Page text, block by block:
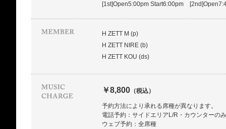
[1st]Open5:00pm Start6:00pm
H ZETT M (p)
H ZETT NIRE (b)
H ZETT KOU (ds)
￥8,800 （税込）
予約方法により承れる席種が異なります。
電話予約：サイドエリアL/R・カウンターのみ
ウェブ予約：全席種